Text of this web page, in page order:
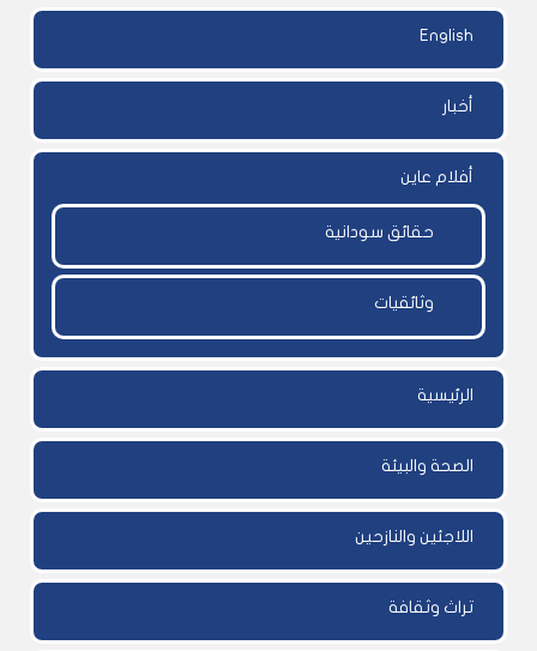
English
أخبار
أفلام عاين
حقائق سودانية
وثائقيات
الرئيسية
الصحة والبيئة
اللاجئين والنازحين
تراث وثقافة